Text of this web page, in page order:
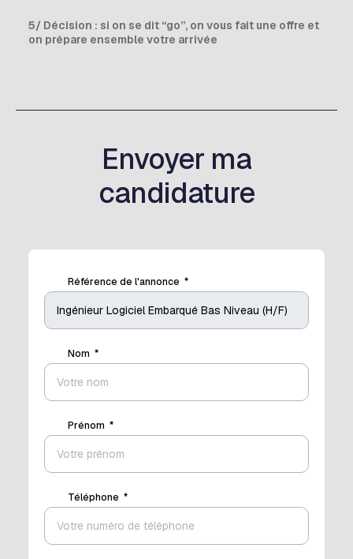
5/ Décision : si on se dit “go”, on vous fait une offre et
on prépare ensemble votre arrivée
Envoyer ma
candidature
Référence de l'annonce
Nom
Prénom
Téléphone